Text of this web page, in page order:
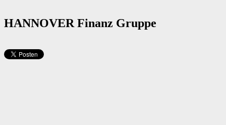
HANNOVER Finanz Gruppe